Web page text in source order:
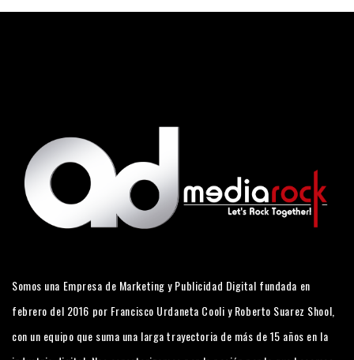
Somos una Empresa de Marketing y Publicidad Digital fundada en
febrero del 2016 por Francisco Urdaneta Cooli y Roberto Suarez Shool,
con un equipo que suma una larga trayectoria de más de 15 años en la